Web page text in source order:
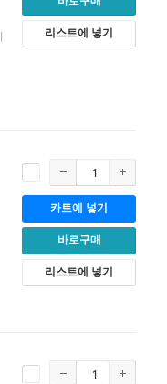
리스트에 넣기
카트에 넣기
바로구매
리스트에 넣기